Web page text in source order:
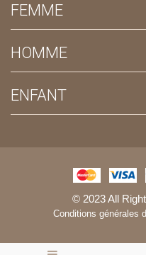
FEMME
HOMME
ENFANT
© 2023 All
Conditions générales